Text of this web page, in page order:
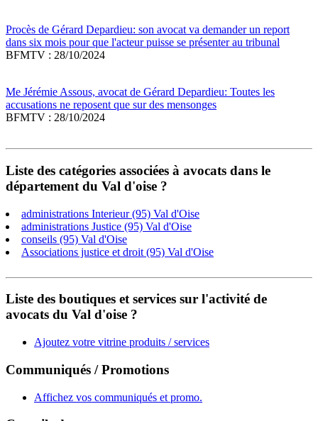
Procès de Gérard Depardieu: son avocat va demander un report
dans six mois pour que l'acteur puisse se présenter au tribunal
BFMTV : 28/10/2024
Me Jérémie Assous, avocat de Gérard Depardieu: Toutes les
accusations ne reposent que sur des mensonges
BFMTV : 28/10/2024
Liste des catégories associées à avocats dans le
département du Val d'oise ?
administrations Interieur (95) Val d'Oise
administrations Justice (95) Val d'Oise
conseils (95) Val d'Oise
Associations justice et droit (95) Val d'Oise
Liste des boutiques et services sur l'activité de
avocats du Val d'oise ?
Ajoutez votre vitrine produits / services
Communiqués / Promotions
Affichez vos communiqués et promo.